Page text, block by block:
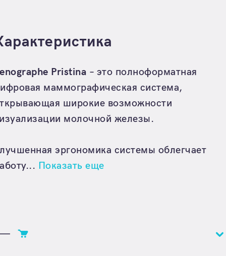
Pristina – это полноформатная
маммографическая система,
широкие возможности
молочной железы.
эргономика системы облегчает
Показать еще
—